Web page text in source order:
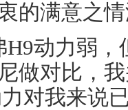
的满意之
H9动力弱
做对比，
对我来说